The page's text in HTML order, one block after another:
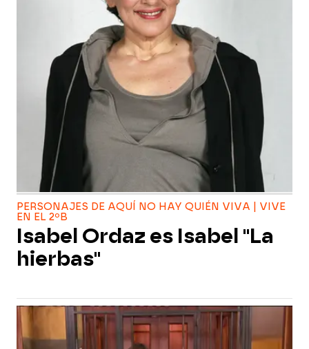
PERSONAJES DE AQUÍ NO HAY QUIÉN VIVA | VIVE
EN EL 2ºB
Isabel Ordaz es Isabel "La
hierbas"